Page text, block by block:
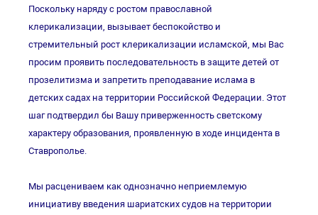
Поскольку наряду с ростом православной
клерикализации, вызывает беспокойство и
стремительный рост клерикализации исламской, мы Вас
просим проявить последовательность в защите детей от
прозелитизма и запретить преподавание ислама в
детских садах на территории Российской Федерации. Этот
шаг подтвердил бы Вашу приверженность светскому
характеру образования, проявленную в ходе инцидента в
Ставрополье.
Мы расцениваем как однозначно неприемлемую
инициативу введения шариатских судов на территории